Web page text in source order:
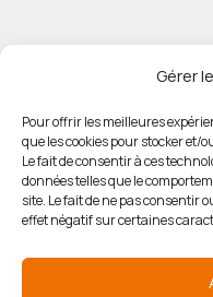
Gérer
Pour offrir les meilleures
que les cookies pour stocker et/
Le fait de consentir à ces
données telles que le
site. Le fait de ne pas consentir
effet négatif sur certaines
©